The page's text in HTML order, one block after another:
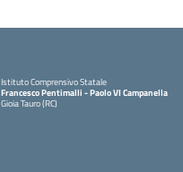
Istituto Comprensivo Statale
Francesco Pentimalli - Paolo VI Campanella
Gioia Tauro (RC)